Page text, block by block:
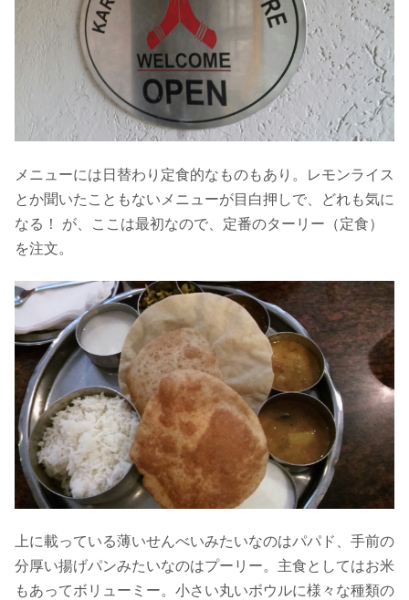
メニューには日替わり定食的なものもあり。レモンライス
とか聞いたこともないメニューが目白押しで、どれも気に
なる！ が、ここは最初なので、定番のターリー（定食）
を注文。
上に載っている薄いせんべいみたいなのはパパド、手前の
分厚い揚げパンみたいなのはプーリー。主食としてはお米
もあってボリューミー。小さい丸いボウルに様々な種類の